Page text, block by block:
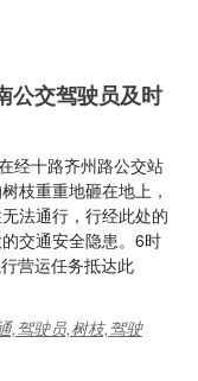
公交驾驶员及时
经十路齐州路公交站
枝重重地砸在地上，
法通行，行经此处的
交通安全隐患。6时
营运任务抵达此
,驾驶员,树枝,驾驶